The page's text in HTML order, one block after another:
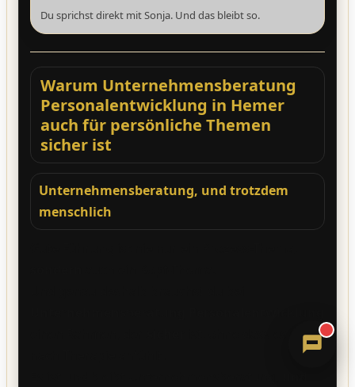
Du sprichst direkt mit Sonja. Und das bleibt so.
Warum Unternehmensberatung
Personalentwicklung in Hemer
auch für persönliche Themen
sicher ist
Unternehmensberatung, und trotzdem
menschlich
ist, ohne dass es sich